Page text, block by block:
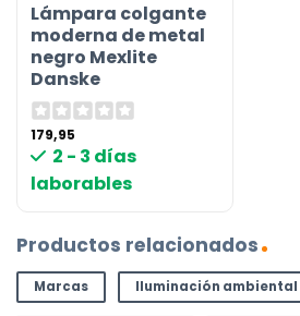
Lámpara colgante
moderna de metal
negro Mexlite
Danske
179,95
2 - 3 días
laborables
Productos relacionados
Marcas Iluminación ambiental